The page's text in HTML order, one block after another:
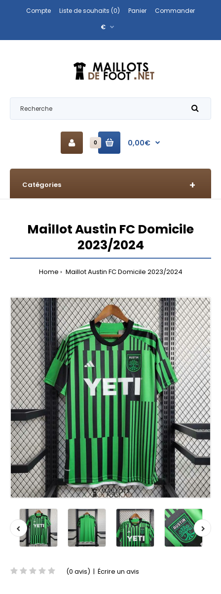
Compte Liste de souhaits (0) Panier
Commander
€
0 0,00€
Catégories
Maillot Austin FC Domicile
2023/2024
Home Maillot Austin FC Domicile 2023/2024
(0 avis) | Écrire un avis